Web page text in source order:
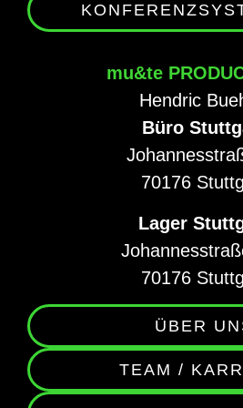
mu&te
Hendric
Büro
70176
Lager
70176
ÜBER
TEAM /